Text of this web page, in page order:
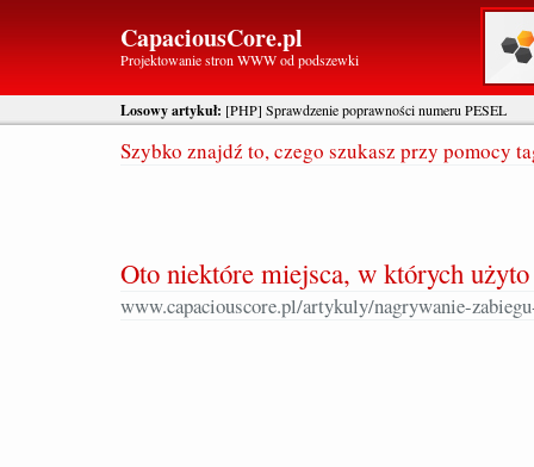
CapaciousCore.pl
Projektowanie stron WWW od podszewki
Losowy artykuł: [PHP] Sprawdzenie poprawności numeru PESEL
Szybko znajdź to, czego szukasz przy pomocy
Oto niektóre miejsca, w których
www.capaciouscore.pl/artykuly/nagrywanie-